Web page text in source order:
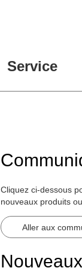
Service
Cliquez ci-dessous
nouveaux produits
Aller aux